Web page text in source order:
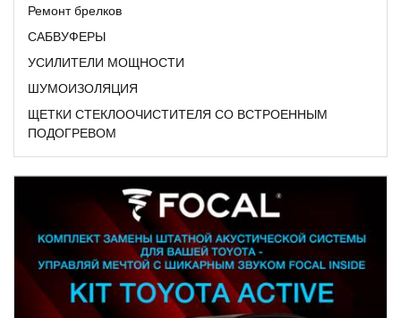
Ремонт брелков
САБВУФЕРЫ
УСИЛИТЕЛИ МОЩНОСТИ
ШУМОИЗОЛЯЦИЯ
ЩЕТКИ СТЕКЛООЧИСТИТЕЛЯ СО ВСТРОЕННЫМ
ПОДОГРЕВОМ